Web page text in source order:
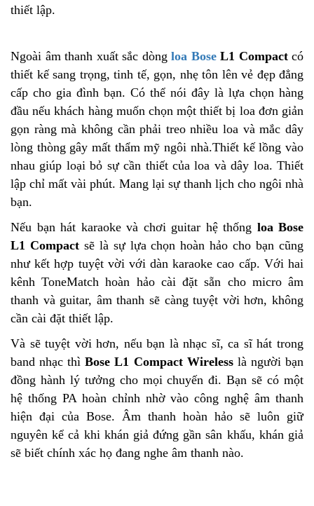
thiết lập.
Ngoài âm thanh xuất sắc dòng loa BoseL1 Compactcó
thiết kế sang trọng, tinh tế, gọn, nhẹ tôn lên vẻ đẹp đẳng
cấp cho gia đình bạn. Có thể nói đây là lựa chọn hàng
đầu nếu khách hàng muốn chọn một thiết bị loa đơn giản
gọn ràng mà không cần phải treo nhiều loa và mắc dây
lòng thòng gây mất thẩm mỹ ngôi nhà.Thiết kế lồng vào
nhau giúp loại bỏ sự cần thiết của loa và dây loa. Thiết
lập chỉ mất vài phút. Mang lại sự thanh lịch cho ngôi nhà
bạn.
Nếu bạn hát karaoke và chơi guitar hệ thống loa Bose
L1 Compactsẽ là sự lựa chọn hoàn hảo cho bạn cũng
như kết hợp tuyệt vời với dàn karaoke cao cấp. Với hai
kênh ToneMatch hoàn hảo cài đặt sẵn cho micro âm
thanh và guitar, âm thanh sẽ càng tuyệt vời hơn, không
cần cài đặt thiết lập.
Và sẽ tuyệt vời hơn, nếu bạn là nhạc sĩ, ca sĩ hát trong
band nhạc thìBose L1 Compact Wirelesslà người bạn
đồng hành lý tưởng cho mọi chuyến đi. Bạn sẽ có một
hệ thống PA hoàn chỉnh nhờ vào công nghệ âm thanh
hiện đại của Bose. Âm thanh hoàn hảo sẽ luôn giữ
nguyên kể cả khi khán giả đứng gần sân khấu, khán giả
sẽ biết chính xác họ đang nghe âm thanh nào.